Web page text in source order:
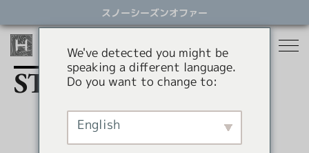
スノーシーズンオファー
宿泊
スノーシーズン
レストラン
STORIES
We've detected you might be
speaking a different language.
Do you want to change to:
English